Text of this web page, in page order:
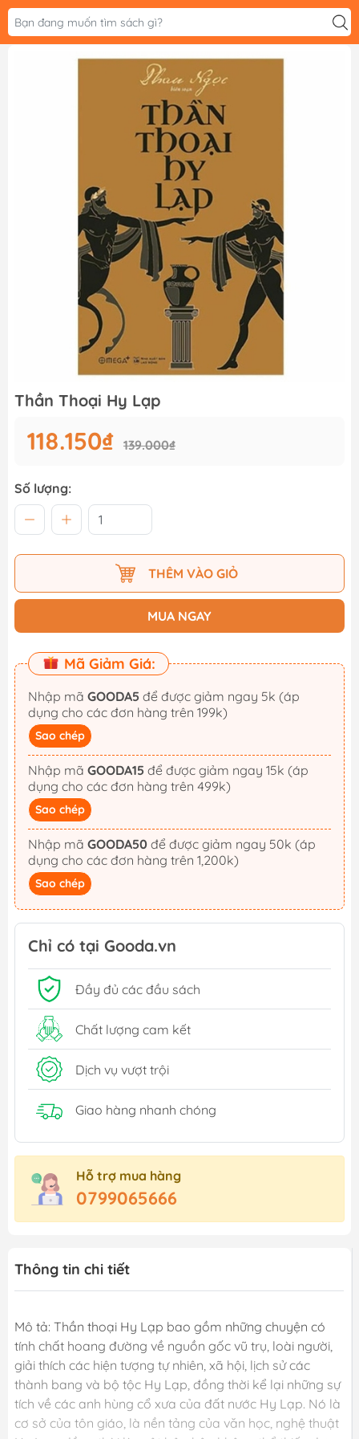
Thần Thoại Hy Lạp
118.150₫ 139.000₫
Số lượng:
THÊM VÀO GIỎ
MUA NGAY
Mã Giảm Giá:
Nhập mã GOODA5
dụng cho các đơn hàng trên 199k)
Sao chép
Nhập mã GOODA15
dụng cho các đơn hàng trên 499k)
Sao chép
Nhập mã GOODA50
dụng cho các đơn hàng trên 1,200k)
Sao chép
Chỉ có tại Gooda.vn
Đầy đủ các đầu sách
Chất lượng cam kết
Dịch vụ vượt trội
Giao hàng nhanh chóng
Hỗ trợ mua hàng
0799065666
Thông tin chi tiết
Mô tả: Thần thoại Hy Lạp bao gồm những chuyện có
tính chất hoang đường về nguồn gốc vũ trụ, loài người,
giải thích các hiện tượng tự nhiên, xã hội, lịch sử các
thành bang và bộ tộc Hy Lạp, đồng thời kể lại những sự
tích về các anh hùng cổ xưa của đất nước Hy Lạp. Nó là
cơ sở của tôn giáo, là nền tảng của văn học, nghệ thuật